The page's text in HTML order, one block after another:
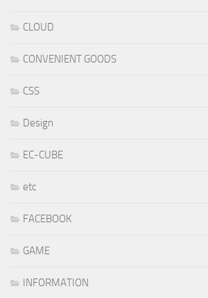
CLOUD
CONVENIENT GOODS
CSS
Design
EC-CUBE
etc
FACEBOOK
GAME
INFORMATION